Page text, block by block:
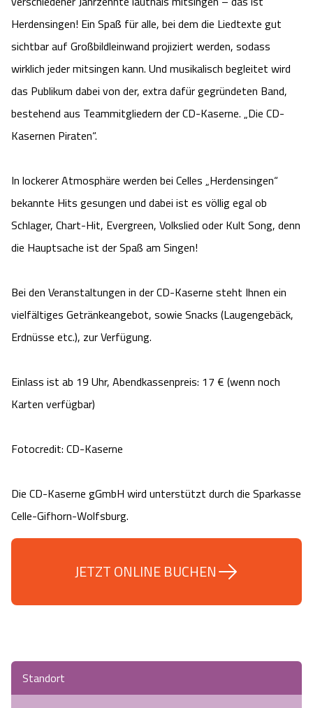
Urlaub auf dem Bauernhof
Urlaub mit Hund
Anreise
Videos
Shop
Angebote
Kontakt
Reiten
Kutschen
Regionale Küche
HeideSpezialitäten
Unterkünfte
Naturhotels
Urlaub mit Hund
Urlaub auf dem Bauernhof
Landschaftsführungen
Wildpark Lüneburger Heide
Wildpark Schwarze Berge
Otter Zentrum
Snow World Bispingen
Ralf Schumacher Kart & Bowl
Abenteuerland Trampolin-Park
Battle Kart Bispingen
Adventure District Bispingen
Veranstaltungen
Shopping Celle
Kulinarisches Celle
Unterkünfte Celle
Herdensingen! Ein Spaß für alle, bei dem die Liedtexte gut
sichtbar auf Großbildleinwand projiziert werden, sodass
wirklich jeder mitsingen kann. Und musikalisch begleitet wird
das Publikum dabei von der, extra dafür gegründeten Band,
bestehend aus Teammitgliedern der CD-Kaserne. „Die CD-
Kasernen Piraten“.
In lockerer Atmosphäre werden bei Celles „Herdensingen“
bekannte Hits gesungen und dabei ist es völlig egal ob
Schlager, Chart-Hit, Evergreen, Volkslied oder Kult Song, denn
die Hauptsache ist der Spaß am Singen!
Bei den Veranstaltungen in der CD-Kaserne steht Ihnen ein
vielfältiges Getränkeangebot, sowie Snacks (Laugengebäck,
Erdnüsse etc.), zur Verfügung.
Einlass ist ab 19 Uhr, Abendkassenpreis: 17 € (wenn noch
Karten verfügbar)
Fotocredit: CD-Kaserne
Die CD-Kaserne gGmbH wird unterstützt durch die Sparkasse
Celle-Gifhorn-Wolfsburg.
JETZT ONLINE BUCHEN
Standort